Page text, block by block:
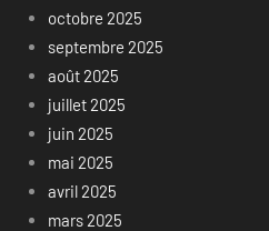
octobre 2025
septembre 2025
août 2025
juillet 2025
juin 2025
mai 2025
avril 2025
mars 2025